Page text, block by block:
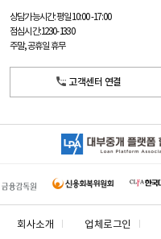
상담가능시간: 평일10:00 -17:00
점심시간: 12:30 - 13:30
주말, 공휴일 휴무
고객센터 연결
회사소개 업체로그인